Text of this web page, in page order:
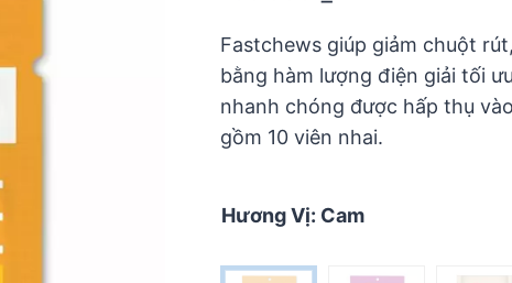
Fastchews giúp giảm chuột
bằng hàm lượng điện giải tối
nhanh chóng được hấp thụ
gồm 10 viên nhai.
Hương Vị: Cam